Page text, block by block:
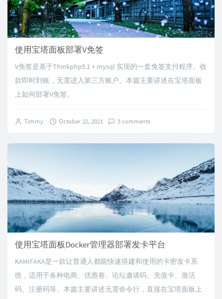
使用宝塔面板部署V免签
V免签是基于Thinkphp5.1 + mysql 实现的一套免签支付程序。收
款即时到账，无需进入第三方账户。本篇主要讲述在宝塔面板
上如何部署V免签。
Timmy October 22, 2021 3 comments
使用宝塔面板Docker管理器部署发卡平台
KAMIFAKA是一款让普通人都能快速搭建和使用的卡密发卡系
统，适用于各种电商、优惠卷、论坛邀请码、充值卡、激活
码、注册码等。本篇主要讲述无需命令行，直接在宝塔面板上